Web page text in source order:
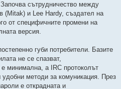
сътрудничество между
(Mitak) и Lee Hardy, създател на
от специфичните промени на
версия.
губи потребители. Базите
не се спазват,
минимална, а IRC протоколът
методи за комуникация. През
е открадната и